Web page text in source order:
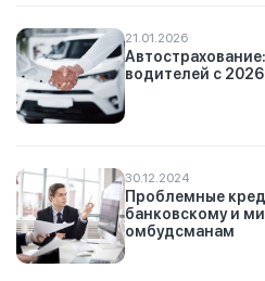
21.01.2026
водителей с
30.12.2024
Проблемные
банковскому и
омбудсманам